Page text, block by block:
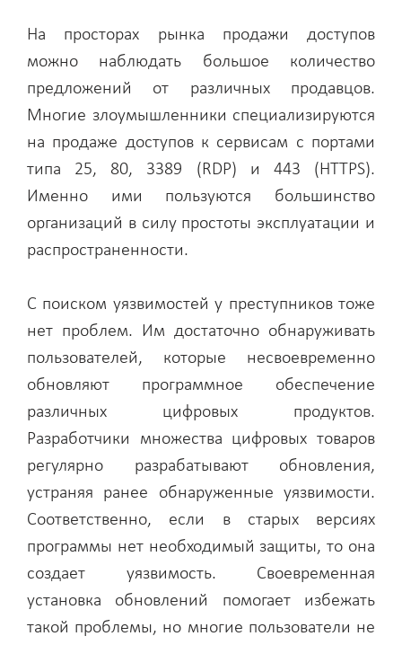
На просторах рынка продажи доступов
можно наблюдать большое количество
предложений от различных продавцов.
Многие злоумышленники специализируются
на продаже доступов к сервисам с портами
типа 25, 80, 3389 (RDP) и 443 (HTTPS).
Именно ими пользуются большинство
организаций в силу простоты эксплуатации и
распространенности.
С поиском уязвимостей у преступников тоже
нет проблем. Им достаточно обнаруживать
пользователей, которые несвоевременно
обновляют программное обеспечение
различных цифровых продуктов.
Разработчики множества цифровых товаров
регулярно разрабатывают обновления,
устраняя ранее обнаруженные уязвимости.
Соответственно, если в старых версиях
программы нет необходимый защиты, то она
создает уязвимость. Своевременная
установка обновлений помогает избежать
такой проблемы, но многие пользователи не